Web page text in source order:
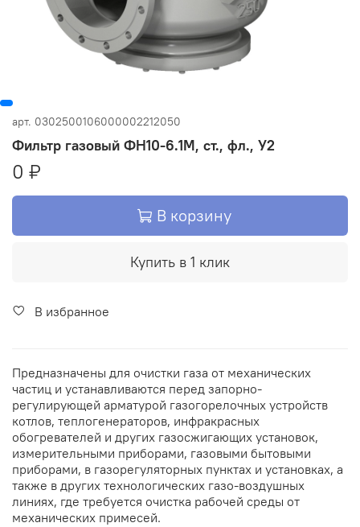
арт. 0302500106000002212050
Фильтр газовый ФН10-6.1М, ст., фл., У2
0 ₽
В корзину
Купить в 1 клик
В избранное
Предназначены для очистки газа от механических
частиц и устанавливаются перед запорно-
регулирующей арматурой газогорелочных устройств
котлов, теплогенераторов, инфракрасных
обогревателей и других газосжигающих установок,
измерительными приборами, газовыми бытовыми
приборами, в газорегуляторных пунктах и установках, а
также в других технологических газо-воздушных
линиях, где требуется очистка рабочей среды от
механических примесей.